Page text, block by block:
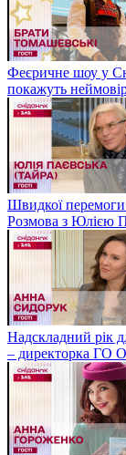
Феєричне шоу у
покажуть
Швидкої перемоги
Розмова з Юлією
Надскладний рік
– директорка ГО